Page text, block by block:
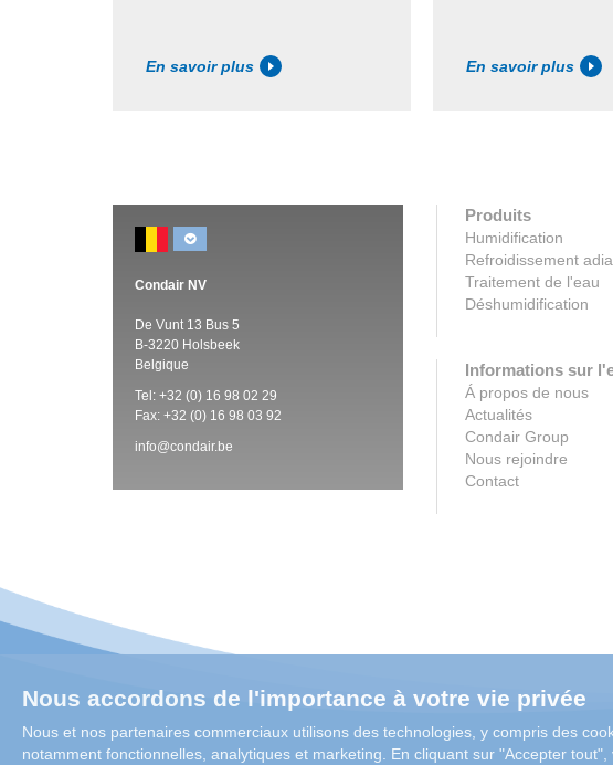
En savoir plus En savoir plus
Condair NV
De Vunt 13 Bus 5
B-3220 Holsbeek
Belgique
Tel: +32 (0) 16 98 02 29
Fax: +32 (0) 16 98 03 92
info@condair.be
Produits
Humidification
Refroidissement
Traitement de l'eau
Déshumidification
Informations sur
Á propos de nous
Actualités
Condair Group
Nous rejoindre
Contact
Nous accordons de l'importance à votre vie privée
Nous et nos partenaires commerciaux utilisons des technologies, y compris des
notamment fonctionnelles, analytiques et marketing. En cliquant sur "Accepter